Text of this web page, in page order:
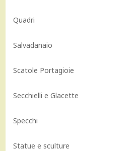
Quadri
Salvadanaio
Scatole Portagioie
Secchielli e Glacette
Specchi
Statue e sculture